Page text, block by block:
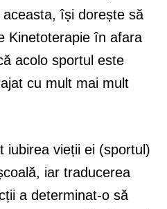
își dorește să
Kinetoterapie în afara
acolo sportul este
cu mult mai mult
iubirea vieții ei (sportul)
iar traducerea
a determinat-o să